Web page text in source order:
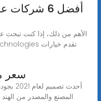
أفضل 6
سعر